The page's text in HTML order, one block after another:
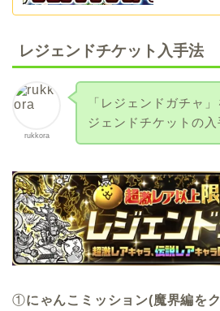
レジェンドチケット入手法
rukkora
「レジェンドガチャ
ジェンドチケットの入
①にゃんこミッション(魔界編を